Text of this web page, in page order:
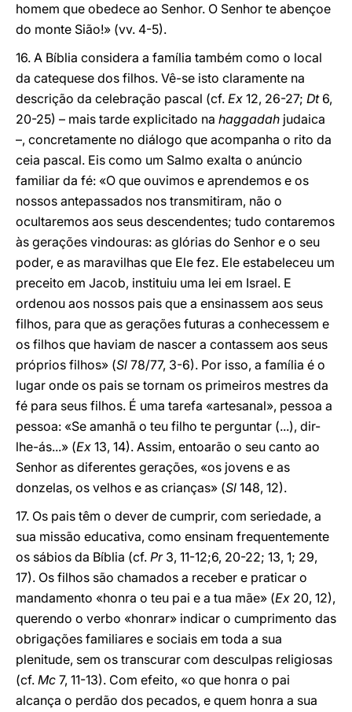
homem que obedece ao Senhor. O Senhor te abençoe
do monte Sião!» (vv. 4-5).
16. A Bíblia considera a família também como o local
da catequese dos filhos. Vê-se isto claramente na
descrição da celebração pascal (cf. Ex 12, 26-27; Dt6,
20-25) – mais tarde explicitado na haggadah judaica
–, concretamente no diálogo que acompanha o rito da
ceia pascal. Eis como um Salmo exalta o anúncio
familiar da fé: «O que ouvimos e aprendemos e os
nossos antepassados nos transmitiram, não o
ocultaremos aos seus descendentes; tudo contaremos
às gerações vindouras: as glórias do Senhor e o seu
poder, e as maravilhas que Ele fez. Ele estabeleceu um
preceito em Jacob, instituiu uma lei em Israel. E
ordenou aos nossos pais que a ensinassem aos seus
filhos, para que as gerações futuras a conhecessem e
os filhos que haviam de nascer a contassem aos seus
próprios filhos» (Sl 78/77, 3-6). Por isso, a família é o
lugar onde os pais se tornam os primeiros mestres da
fé para seus filhos. É uma tarefa «artesanal», pessoa a
pessoa: «Se amanhã o teu filho te perguntar (...), dir-
lhe-ás...» (Ex 13, 14). Assim, entoarão o seu canto ao
Senhor as diferentes gerações, «os jovens e as
donzelas, os velhos e as crianças» (Sl 148, 12).
17. Os pais têm o dever de cumprir, com seriedade, a
sua missão educativa, como ensinam frequentemente
os sábios da Bíblia (cf. Pr 3, 11-12;6, 20-22; 13, 1; 29,
17). Os filhos são chamados a receber e praticar o
mandamento «honra o teu pai e a tua mãe» (Ex 20, 12),
querendo o verbo «honrar» indicar o cumprimento das
obrigações familiares e sociais em toda a sua
plenitude, sem os transcurar com desculpas religiosas
(cf. Mc 7, 11-13). Com efeito, «o que honra o pai
alcança o perdão dos pecados, e quem honra a sua